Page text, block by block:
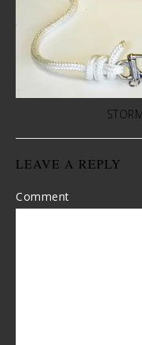
LEAVE A REPLY
Comment